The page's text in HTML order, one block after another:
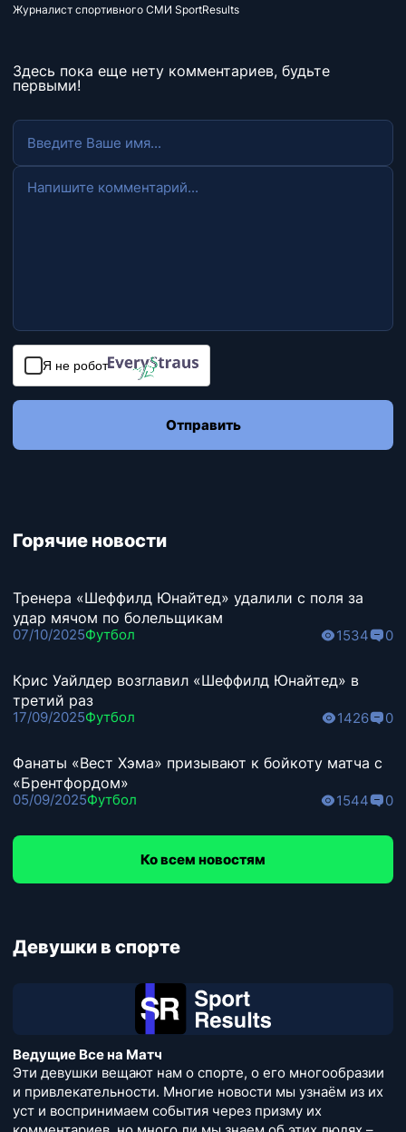
Журналист спортивного СМИ SportResults
Здесь пока еще нету комментариев, будьте
первыми!
Я не робот
Отправить
Горячие новости
Тренера «Шеффилд Юнайтед» удалили с поля за
удар мячом по болельщикам
07/10/2025Футбол 1534 0
Крис Уайлдер возглавил «Шеффилд Юнайтед» в
третий раз
17/09/2025Футбол 1426 0
Фанаты «Вест Хэма» призывают к бойкоту матча с
«Брентфордом»
05/09/2025Футбол 1544 0
Ко всем новостям
Девушки в спорте
Ведущие Все на Матч
Эти девушки вещают нам о спорте, о его многообразии
и привлекательности. Многие новости мы узнаём из их
уст и воспринимаем события через призму их